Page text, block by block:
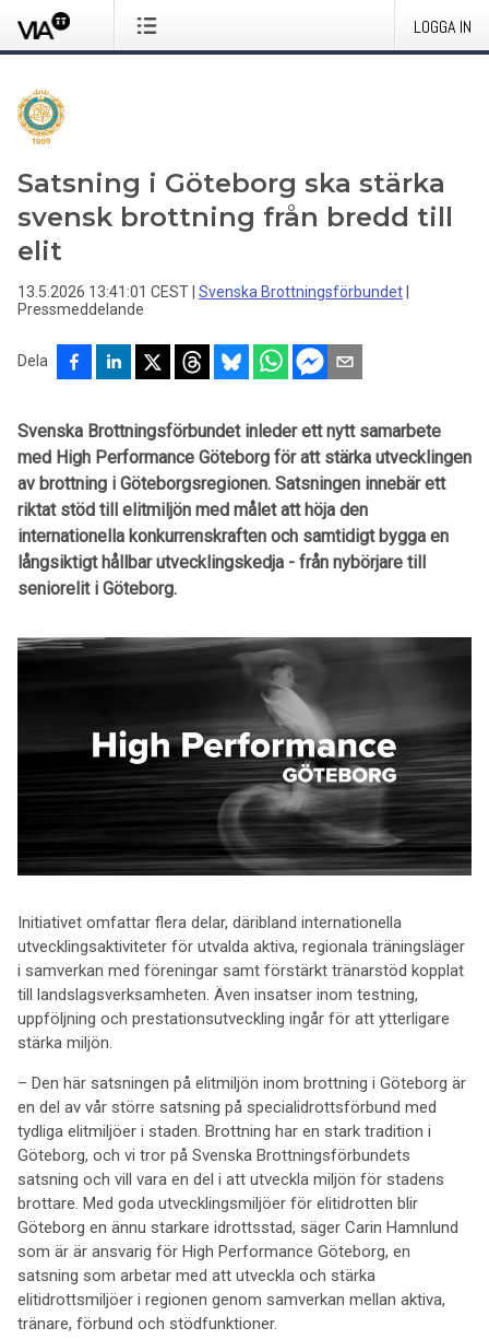
LOGGA IN
Satsning i Göteborg ska stärka
svensk brottning från bredd till
elit
13.5.2026 13:41:01 CEST Svenska Brottningsförbundet
Pressmeddelande
Dela
Svenska Brottningsförbundet inleder ett nytt samarbete
med High Performance Göteborg för att stärka utvecklingen
av brottning i Göteborgsregionen. Satsningen innebär ett
riktat stöd till elitmiljön med målet att höja den
internationella konkurrenskraften och samtidigt bygga en
långsiktigt hållbar utvecklingskedja - från nybörjare till
seniorelit i Göteborg.
Initiativet omfattar flera delar, däribland internationella
utvecklingsaktiviteter för utvalda aktiva, regionala träningsläger
i samverkan med föreningar samt förstärkt tränarstöd kopplat
till landslagsverksamheten. Även insatser inom testning,
uppföljning och prestationsutveckling ingår för att ytterligare
stärka miljön.
– Den här satsningen på elitmiljön inom brottning i Göteborg är
en del av vår större satsning på specialidrottsförbund med
tydliga elitmiljöer i staden. Brottning har en stark tradition i
Göteborg, och vi tror på Svenska Brottningsförbundets
satsning och vill vara en del i att utveckla miljön för stadens
brottare. Med goda utvecklingsmiljöer för elitidrotten blir
Göteborg en ännu starkare idrottsstad, säger Carin Hamnlund
som är är ansvarig för High Performance Göteborg, en
satsning som arbetar med att utveckla och stärka
elitidrottsmiljöer i regionen genom samverkan mellan aktiva,
tränare, förbund och stödfunktioner.